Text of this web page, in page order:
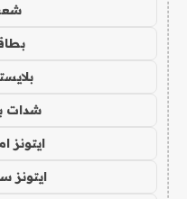
شدات
ايتونز